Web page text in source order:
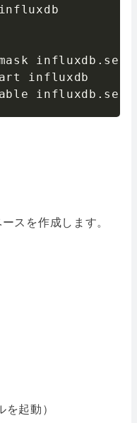
influxdb .
influxdb
influxdb .
スを作成します。
起動）